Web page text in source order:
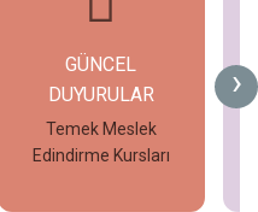
›
GÜNCEL
DUYURULAR
Temek Meslek
Edindirme Kursları